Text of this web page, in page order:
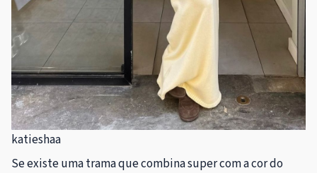
katieshaa
Se existe uma trama que combina super com a cor do